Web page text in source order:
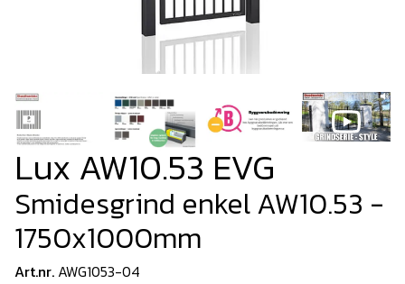
Lux AW10.53 EVG
Smidesgrind enkel AW10.53 -
1750x1000mm
Art.nr. AWG1053-04